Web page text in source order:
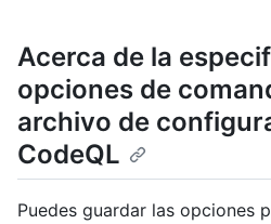
Acerca de la
opciones de
archivo de
CodeQL
Puedes guardar las opciones